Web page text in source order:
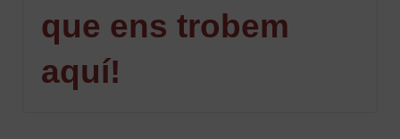
que ens trobem
aquí!